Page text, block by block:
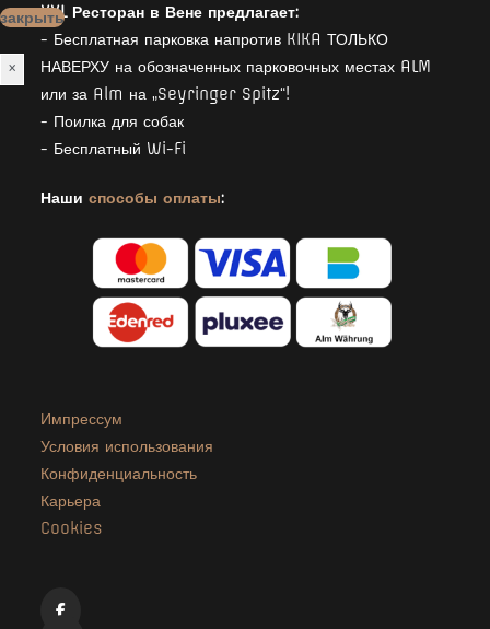
XXL Ресторан в Вене предлагает:
- Бесплатная парковка напротив KIKA ТОЛЬКО
НАВЕРХУ на обозначенных парковочных местах ALM
или за Alm на „Seyringer Spitz“!
- Поилка для собак
- Бесплатный Wi-Fi
Нашиспособы оплаты:
Импрессум
Условия использования
Конфиденциальность
Карьера
Cookies
закрыть
×